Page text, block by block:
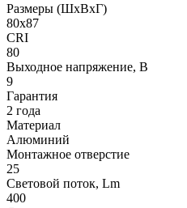
Размеры (ШxВxГ)
80x87
CRI
80
Выходное напряжение, В
9
Гарантия
2 года
Материал
Алюминий
Монтажное отверстие
25
Световой поток, Lm
400